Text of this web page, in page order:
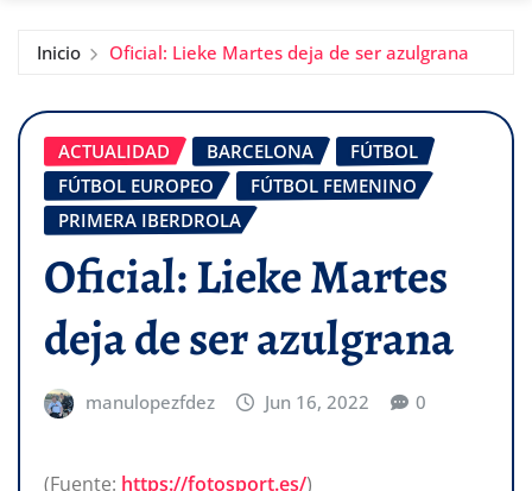
Inicio Oficial: Lieke Martes deja de ser azulgrana
ACTUALIDAD BARCELONA
FÚTBOL
FÚTBOL EUROPEO
FÚTBOL FEMENINO
PRIMERA IBERDROLA
Oficial: Lieke Martes
deja de ser azulgrana
manulopezfdez Jun 16, 2022 0
(Fuente: https://fotosport.es/)